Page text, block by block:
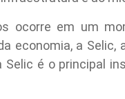
ocorre em um
economia, a Selic,
é o principal